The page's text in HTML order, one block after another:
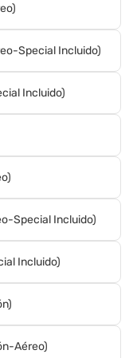
Special Incluido)
Incluido)
Special Incluido)
Incluido)
Aéreo)